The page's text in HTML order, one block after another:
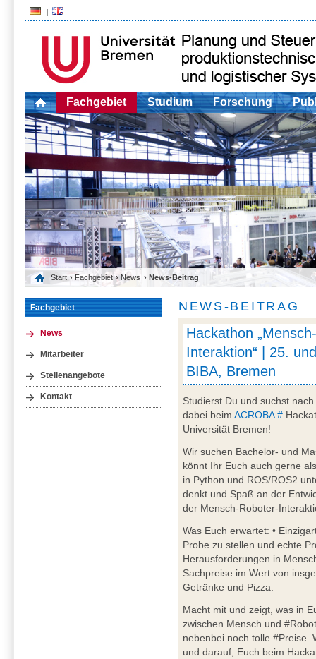
Fachgebiet Studium Forschung
Start › Fachgebiet › News › News-Beitrag
Fachgebiet
News
Mitarbeiter
Stellenangebote
Kontakt
NEWS-BEITRAG
Hackathon
Interaktion“ | 25.
BIBA, Bremen
Studierst Du und suchst
dabei beimACROBA #
Universität Bremen!
Wir suchen Bachelor- und
könnt Ihr Euch auch gerne
in Python und ROS/ROS2
denkt und Spaß an der
der Mensch-Roboter-
Was Euch erwartet: •
Probe zu stellen und echte
Herausforderungen in
Sachpreise im Wert von
Getränke und Pizza.
Macht mit und zeigt, was in
zwischen Mensch und
nebenbei noch tolle #Preise.
und darauf, Euch beim